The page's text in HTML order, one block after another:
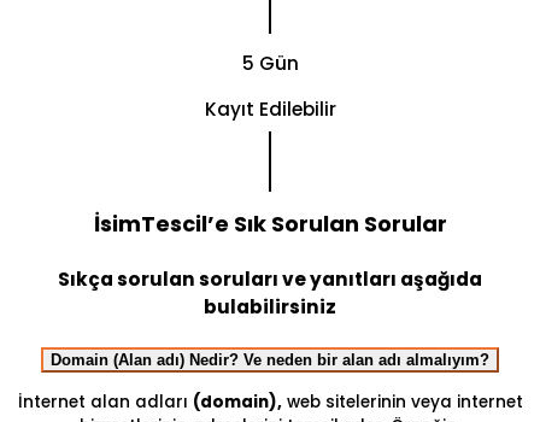
5 Gün
Kayıt Edilebilir
İsimTescil’e Sık Sorulan Sorular
Sıkça sorulan soruları ve yanıtları aşağıda
bulabilirsiniz
Domain (Alan adı) Nedir? Ve neden bir alan adı almalıyım?
İnternet alan adları (domain),web sitelerinin veya internet